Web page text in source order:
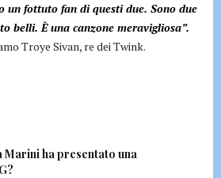
un fottuto fan di questi due. Sono due
belli. È una canzone meravigliosa”.
Troye Sivan, re dei Twink.
Marini ha presentato una